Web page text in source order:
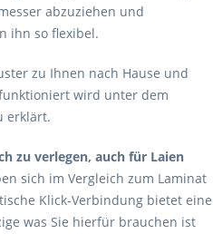
abzuziehen und
ihn so flexibel.
zu Ihnen nach Hause und
wird unter dem
erklärt.
zu verlegen, auch für Laien
sich im Vergleich zum Laminat
Klick-Verbindung bietet eine
was Sie hierfür brauchen ist